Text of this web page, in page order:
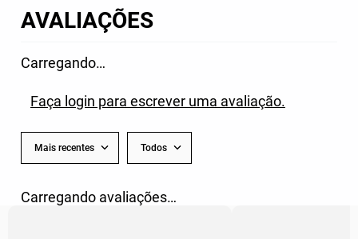
AVALIAÇÕES
Carregando…
Faça login para escrever uma avaliação.
Mais recentes Todos
Carregando avaliações…